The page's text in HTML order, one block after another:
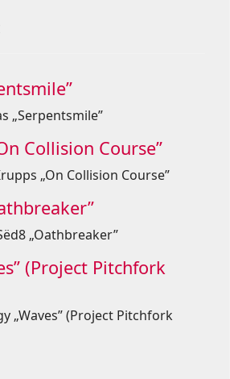
Collision Course”
(Project Pitchfork